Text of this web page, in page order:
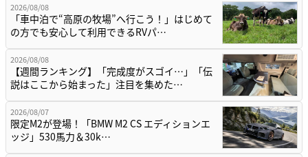
2026/08/08
「車中泊で“高原の牧場”へ行こう！」はじめて
の方でも安心して利用できるRVパ…
2026/08/08
【週間ランキング】「完成度がスゴイ…」「伝
説はここから始まった」注目を集めた…
2026/08/07
限定M2が登場！「BMW M2 CS エディションエ
ッジ」530馬力＆30k…